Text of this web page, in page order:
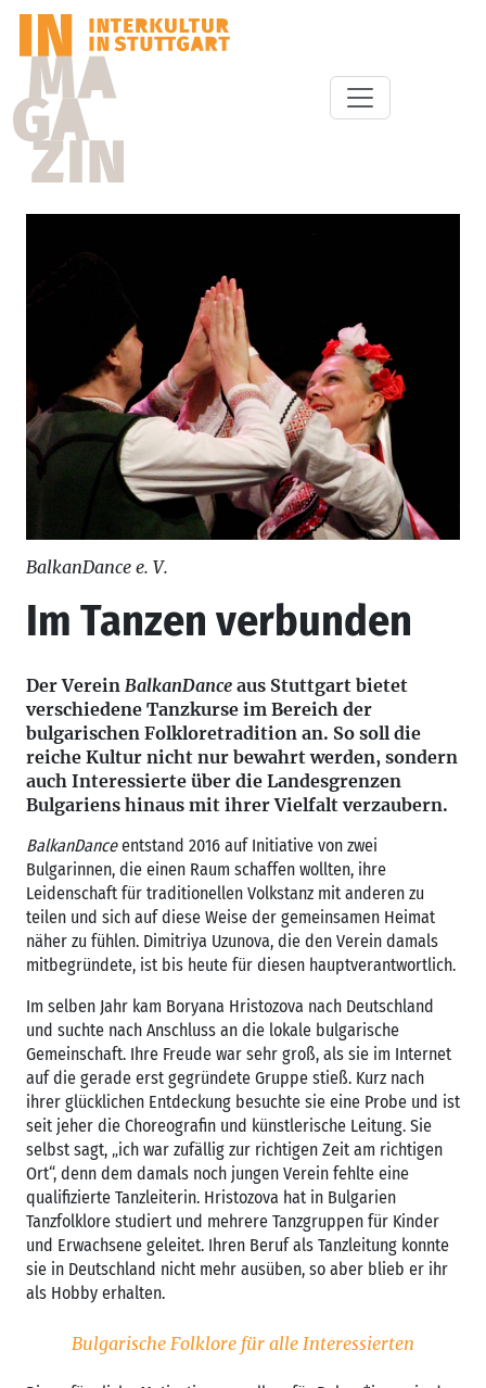
BalkanDance e. V.
Im Tanzen verbunden
Der Verein BalkanDance aus Stuttgart bietet
verschiedene Tanzkurse im Bereich der
bulgarischen Folkloretradition an. So soll die
reiche Kultur nicht nur bewahrt werden, sondern
auch Interessierte über die Landesgrenzen
Bulgariens hinaus mit ihrer Vielfalt verzaubern.
BalkanDanceentstand 2016 auf Initiative von zwei
Bulgarinnen, die einen Raum schaffen wollten, ihre
Leidenschaft für traditionellen Volkstanz mit anderen zu
teilen und sich auf diese Weise der gemeinsamen Heimat
näher zu fühlen. Dimitriya Uzunova, die den Verein damals
mitbegründete, ist bis heute für diesen hauptverantwortlich.
Im selben Jahr kam Boryana Hristozova nach Deutschland
und suchte nach Anschluss an die lokale bulgarische
Gemeinschaft. Ihre Freude war sehr groß, als sie im Internet
auf die gerade erst gegründete Gruppe stieß. Kurz nach
ihrer glücklichen Entdeckung besuchte sie eine Probe und ist
seit jeher die Choreografin und künstlerische Leitung. Sie
selbst sagt, „ich war zufällig zur richtigen Zeit am richtigen
Ort“, denn dem damals noch jungen Verein fehlte eine
qualifizierte Tanzleiterin. Hristozova hat in Bulgarien
Tanzfolklore studiert und mehrere Tanzgruppen für Kinder
und Erwachsene geleitet. Ihren Beruf als Tanzleitung konnte
sie in Deutschland nicht mehr ausüben, so aber blieb er ihr
als Hobby erhalten.
Bulgarische Folklore für alle Interessierten